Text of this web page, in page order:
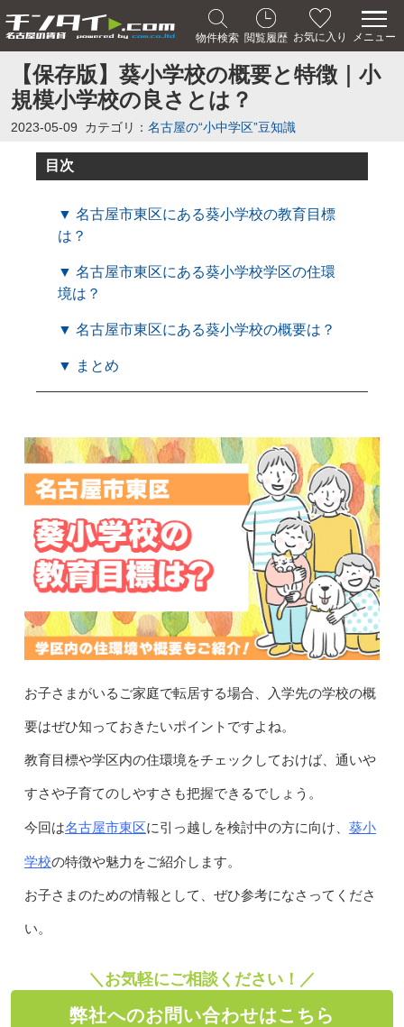
物件検索 閲覧履歴 お気に入り メニュー
【保存版】葵小学校の概要と特徴｜小
規模小学校の良さとは？
2023-05-09 カテゴリ： 名古屋の“小中学区”豆知識
目次
▼ 名古屋市東区にある葵小学校の教育目標
は？
▼ 名古屋市東区にある葵小学校学区の住環
境は？
▼ 名古屋市東区にある葵小学校の概要は？
▼ まとめ
お子さまがいるご家庭で転居する場合、入学先の学校の概
要はぜひ知っておきたいポイントですよね。
教育目標や学区内の住環境をチェックしておけば、通いや
すさや子育てのしやすさも把握できるでしょう。
今回は名古屋市東区に引っ越しを検討中の方に向け、 葵小
学校の特徴や魅力をご紹介します。
お子さまのための情報として、ぜひ参考になさってくださ
い。
＼お気軽にご相談ください！／
弊社へのお問い合わせはこちら